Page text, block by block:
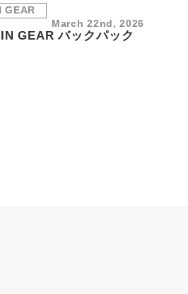
GEAR
March 22nd, 2026
GEAR バックパック